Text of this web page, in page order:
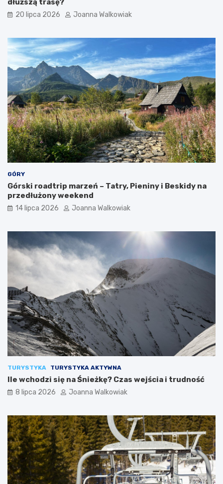
ó
w
y
i
r
a
c
j
dłuższą trasę?
20 lipca 2026 Joanna Walkowiak
GÓRY
Górski roadtrip marzeń – Tatry, Pieniny i Beskidy na
przedłużony weekend
14 lipca 2026 Joanna Walkowiak
TURYSTYKA TURYSTYKA AKTYWNA
Ile wchodzi się na Śnieżkę? Czas wejścia i trudność
8 lipca 2026 Joanna Walkowiak